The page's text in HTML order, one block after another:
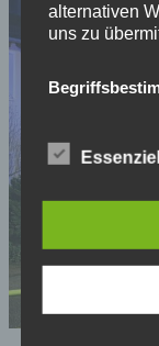
alternativen
uns zu
die
Um dies zu
verwendeten
Wir
Essenziell